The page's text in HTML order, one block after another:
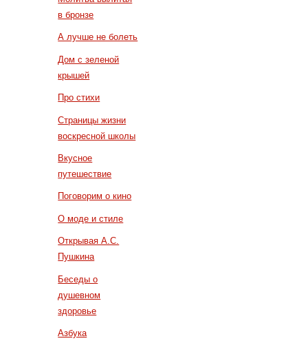
в бронзе
А лучше не болеть
Дом с зеленой
крышей
Про стихи
Страницы жизни
воскресной школы
Вкусное
путешествие
Поговорим о кино
О моде и стиле
Открывая А.С.
Пушкина
Беседы о
душевном
здоровье
Азбука